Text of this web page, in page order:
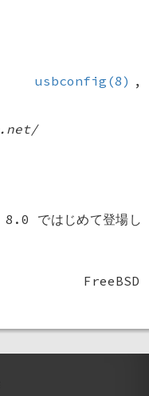
usbconfig(8) ,
8.0
ではじめて登場し
FreeBSD